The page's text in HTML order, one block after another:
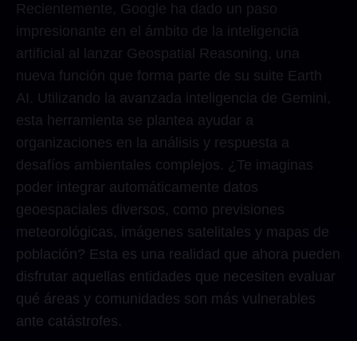
Recientemente, Google ha dado un paso
impresionante en el ámbito de la inteligencia
artificial al lanzar Geospatial Reasoning, una
nueva función que forma parte de su suite Earth
AI. Utilizando la avanzada inteligencia de Gemini,
esta herramienta se plantea ayudar a
organizaciones en la análisis y respuesta a
desafíos ambientales complejos. ¿Te imaginas
poder integrar automáticamente datos
geoespaciales diversos, como previsiones
meteorológicas, imágenes satelitales y mapas de
población? Esta es una realidad que ahora pueden
disfrutar aquellas entidades que necesiten evaluar
qué áreas y comunidades son más vulnerables
ante catástrofes.